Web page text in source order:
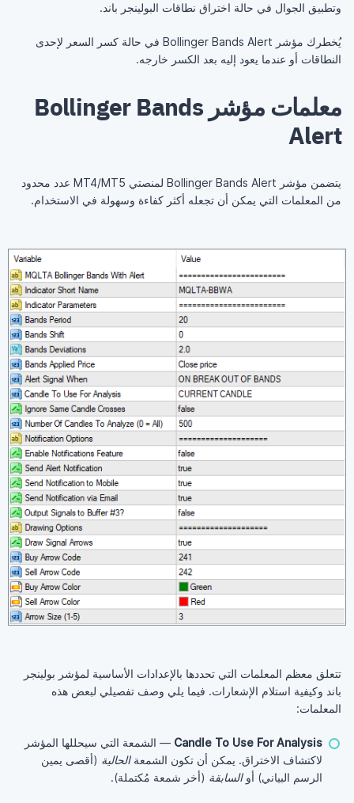
وتطبيق الجوال في حالة اختراق نطاقات البولينجر باند.
يُخطرك مؤشر Bollinger Bands Alert في حالة كسر السعر لإحدى
النطاقات أو عندما يعود إليه بعد الكسر خارجه.
معلمات مؤشر Bollinger Bands
Alert
يتضمن مؤشر Bollinger Bands Alert لمنصتي MT4/MT5 عدد محدود
من المعلمات التي يمكن أن تجعله أكثر كفاءة وسهولة في الاستخدام.
تتعلق معظم المعلمات التي تحددها بالإعدادات الأساسية لمؤشر بولينجر
باند وكيفية استلام الإشعارات. فيما يلي وصف تفصيلي لبعض هذه
المعلمات:
Candle To Use For Analysis — الشمعة التي سيحللها المؤشر
لاكتشاف الاختراق. يمكن أن تكون الشمعةالحالية (أقصى يمين
الرسم البياني) أوالسابقة (أخر شمعة مُكتملة).